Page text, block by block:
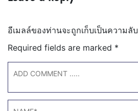
อีเมลล์ของท่านจะถูกเก็บเป็นความลับ
Required fields are marked *